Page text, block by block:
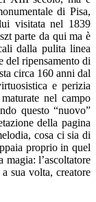
di Pisa,
visitata nel 1839
parte da qui ma è
dalla pulita linea
del ripensamento di
circa 160 anni dal
e perizia
nel campo
questo “nuovo”
della pagina
cosa ci sia di
proprio in quel
magia: l’ascoltatore
sua volta, creatore